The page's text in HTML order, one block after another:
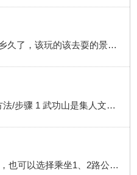
国庆去哪玩？萍乡周边景点自驾攻略！简介 国庆快来啦，还有小半个月的样子，你的出行计划安排好了吗？？在萍乡久了，该玩的该去耍的景点差不多都玩过啦，那么趁着这么长的时间，稍微去一些周边的景点，应该是不错的选择。旅游不就是去另外一个地方，体验那里的生活吗?一、周边刺激的地方 1 1、石燕湖位于长株潭交汇处，首座
萍乡有哪些好玩的地方？简介 萍乡有很多好玩的地方，下面介绍一些比较好玩的地方。工具/原料 出行必备用品。方法/步骤 1 武功山是集人文景观和自然景观为一体的山岳型风景名胜区，是江南名山最后一座正在开发的处女山，历史上曾声名远播，文化积碇深厚。2 秋收起义广场为“全国爱国主义教育示范基地”、“全国红色旅游...
去萍乡武功山攻略 简介 去萍乡武功山攻略 方法/步骤 1 外部交通： 萍乡火车站有直达武功山（石鼓寺）的旅游专线，也可以选择乘坐1、2路公交到萍乡城南汽车站转乘到武功山的旅游客车，均为20分钟左右一趟，20元左右。景区索道：金顶一级索道上行65元，下行50元；金顶二级索道上行35元。下行25元；全程往返200元。